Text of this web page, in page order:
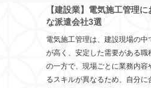
【建設業】電気施工管理
な派遣会社3選
電気施工管理は、建設現場の中
が高く、安定した需要がある職
の一方で、現場ごとに業務内容
るスキルが異なるため、自分に